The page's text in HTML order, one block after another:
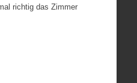
richtig das Zimmer